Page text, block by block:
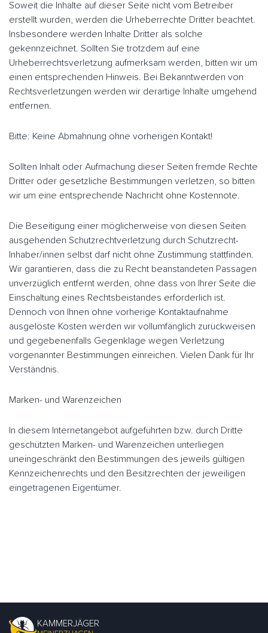
Soweit die Inhalte auf dieser Seite nicht vom Betreiber
erstellt wurden, werden die Urheberrechte Dritter beachtet.
Insbesondere werden Inhalte Dritter als solche
gekennzeichnet. Sollten Sie trotzdem auf eine
Urheberrechtsverletzung aufmerksam werden, bitten wir um
einen entsprechenden Hinweis. Bei Bekanntwerden von
Rechtsverletzungen werden wir derartige Inhalte umgehend
entfernen.
Bitte: Keine Abmahnung ohne vorherigen Kontakt!
Sollten Inhalt oder Aufmachung dieser Seiten fremde Rechte
Dritter oder gesetzliche Bestimmungen verletzen, so bitten
wir um eine entsprechende Nachricht ohne Kostennote.
Die Beseitigung einer möglicherweise von diesen Seiten
ausgehenden Schutzrechtverletzung durch Schutzrecht-
Inhaber/innen selbst darf nicht ohne Zustimmung stattfinden.
Wir garantieren, dass die zu Recht beanstandeten Passagen
unverzüglich entfernt werden, ohne dass von Ihrer Seite die
Einschaltung eines Rechtsbeistandes erforderlich ist.
Dennoch von Ihnen ohne vorherige Kontaktaufnahme
ausgelöste Kosten werden wir vollumfänglich zurückweisen
und gegebenenfalls Gegenklage wegen Verletzung
vorgenannter Bestimmungen einreichen. Vielen Dank für Ihr
Verständnis.
Marken- und Warenzeichen
In diesem Internetangebot aufgeführten bzw. durch Dritte
geschützten Marken- und Warenzeichen unterliegen
uneingeschränkt den Bestimmungen des jeweils gültigen
Kennzeichenrechts und den Besitzrechten der jeweiligen
eingetragenen Eigentümer.
KAMMERJÄGER